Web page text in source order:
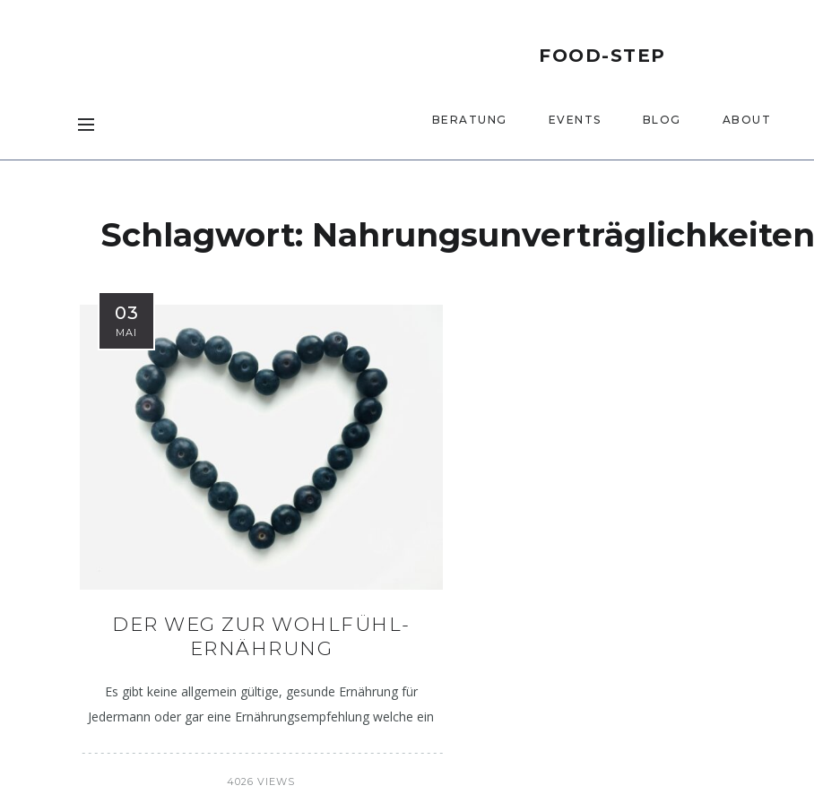
FOOD-STEP
BERATUNG EVENTS BLOG ABOUT
Schlagwort: Nahrungsunverträglichkeiten
03
MAI
DER WEG ZUR WOHLFÜHL-
ERNÄHRUNG
Es gibt keine allgemein gültige, gesunde Ernährung für
Jedermann oder gar eine Ernährungsempfehlung welche ein
4026 VIEWS